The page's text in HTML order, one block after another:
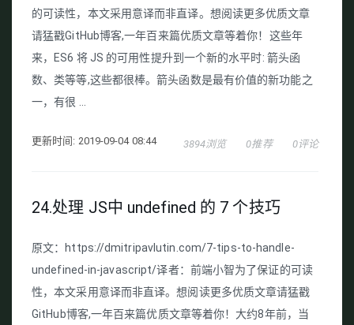
的可读性，本文采用意译而非直译。想阅读更多优质文章
请猛戳GitHub博客,一年百来篇优质文章等着你！这些年
来，ES6 将 JS 的可用性提升到一个新的水平时: 箭头函
数、类等等,这些都很棒。箭头函数是最有价值的新功能之
一，有很 ...
更新时间: 2019-09-04 08:44 3894浏览 0推荐 0评论
24.处理 JS中 undefined 的 7 个技巧
原文：https://dmitripavlutin.com/7-tips-to-handle-
undefined-in-javascript/译者：前端小智为了保证的可读
性，本文采用意译而非直译。想阅读更多优质文章请猛戳
GitHub博客,一年百来篇优质文章等着你！大约8年前，当